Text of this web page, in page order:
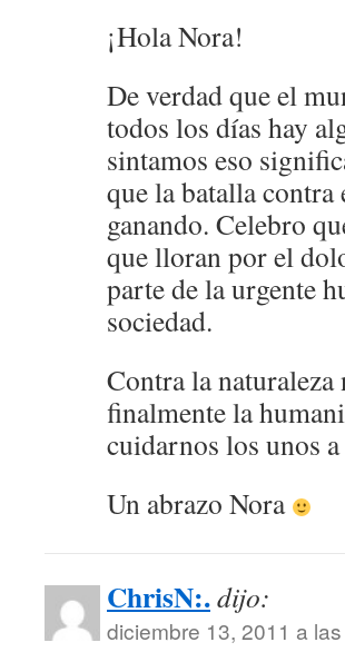
¡Hola Nora!
De verdad que el
todos los días hay
sintamos eso
que la batalla
ganando. Celebro
que lloran por el
parte de la urgente
sociedad.
Contra la naturaleza
finalmente la
cuidarnos los unos
Un abrazo Nora
ChrisN:.dijo:
diciembre 13, 2011 a